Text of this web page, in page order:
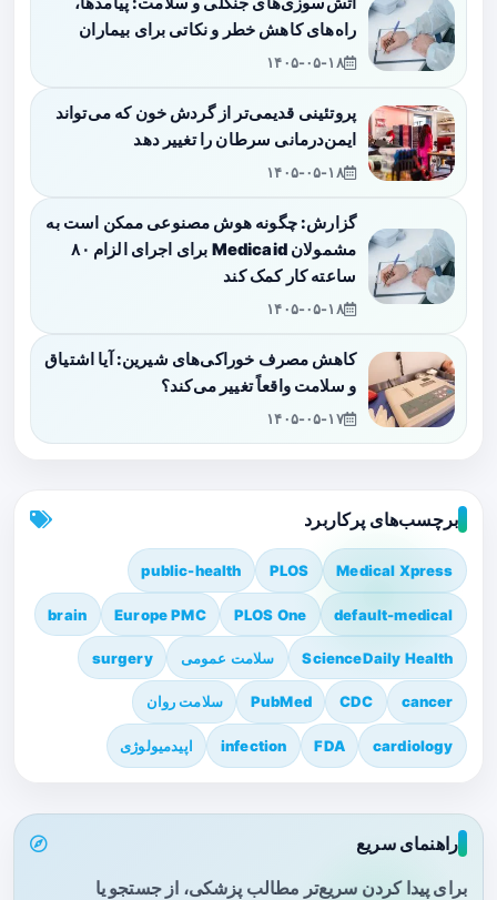
راه‌های کاهش خطر و نکاتی برای بیماران
۱۴۰۵-۰۵-۱۸
پروتئینی قدیمی‌تر از گردش خون که می‌تواند
ایمن‌درمانی سرطان را تغییر دهد
۱۴۰۵-۰۵-۱۸
گزارش: چگونه هوش مصنوعی ممکن است به
مشمولان Medicaid برای اجرای الزام ۸۰
ساعته کار کمک کند
۱۴۰۵-۰۵-۱۸
کاهش مصرف خوراکی‌های شیرین: آیا اشتیاق
و سلامت واقعاً تغییر می‌کند؟
۱۴۰۵-۰۵-۱۷
برچسب‌های پرکاربرد
Medical Xpress
PLOS
public-health
default-medical
PLOS One
Europe PMC
brain
ScienceDaily Health سلامت عمومی surgery
cancer
CDC
PubMed سلامت روان
cardiology
FDA
infection اپیدمیولوژی
راهنمای سریع
برای پیدا کردن سریع‌تر مطالب پزشکی، از جستجو یا